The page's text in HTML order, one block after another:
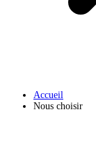
Accueil
Nous choisir